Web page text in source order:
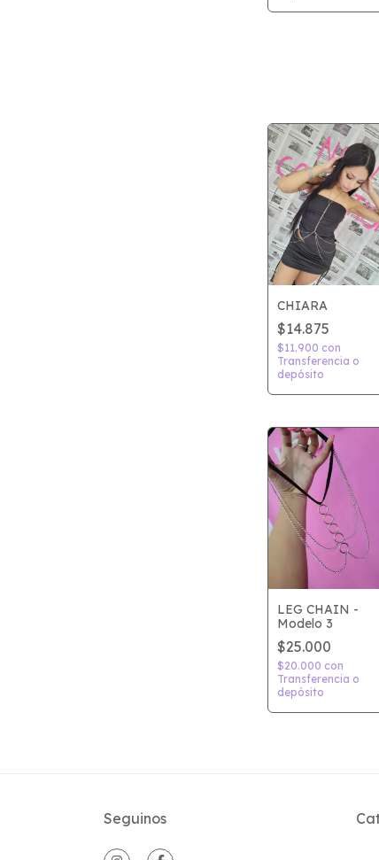
CHIARA
$14.875
$11.900 con
Transferencia o
depósito
LEG CHAIN -
Modelo 3
$25.000
$20.000 con
Transferencia o
depósito
Seguinos